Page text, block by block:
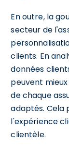
En outre, la
secteur de
clients. En
données
peuvent
de chaque
adaptés. Cela
l'expérience
clientèle.